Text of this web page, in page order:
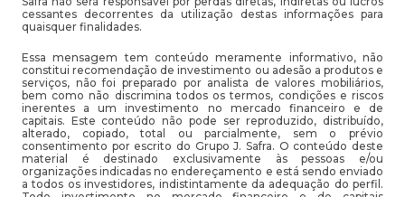
cessantes decorrentes da utilização destas informações para
quaisquer finalidades.
Essa mensagem tem conteúdo meramente informativo, não
constitui recomendação de investimento ou adesão a produtos e
serviços, não foi preparado por analista de valores mobiliários,
bem como não discrimina todos os termos, condições e riscos
inerentes a um investimento no mercado financeiro e de
capitais. Este conteúdo não pode ser reproduzido, distribuído,
alterado, copiado, total ou parcialmente, sem o prévio
consentimento por escrito do Grupo J. Safra. O conteúdo deste
material é destinado exclusivamente às pessoas e/ou
organizações indicadas no endereçamento e está sendo enviado
a todos os investidores, indistintamente da adequação do perfil.